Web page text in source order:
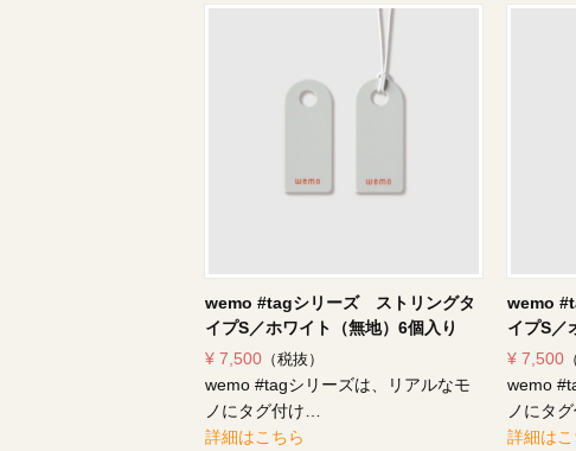
wemo #tagシリーズ ストリングタ
イプS／ホワイト（無地）6個入り
¥ 7,500（税抜）
wemo #tagシリーズは、リアルなモ
ノにタグ付け…
詳細はこちら
wemo
イプS／
¥ 7,500
wemo
ノにタ
詳細はこ